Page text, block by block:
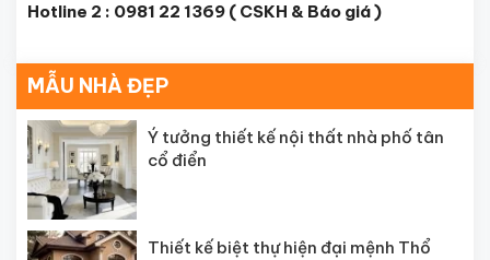
Hotline 2 : 0981 22 1369 ( CSKH & Báo giá )
MẪU NHÀ ĐẸP
Ý tưởng thiết kế nội thất nhà phố tân
cổ điển
Thiết kế biệt thự hiện đại mệnh Thổ